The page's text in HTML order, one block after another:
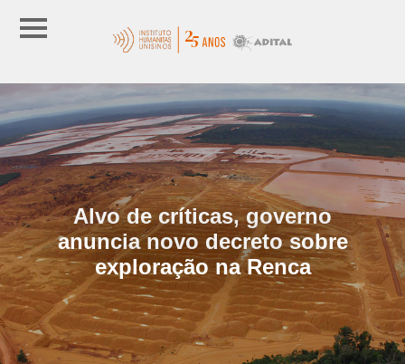
Alvo de críticas, governo
anuncia novo decreto sobre
exploração na Renca